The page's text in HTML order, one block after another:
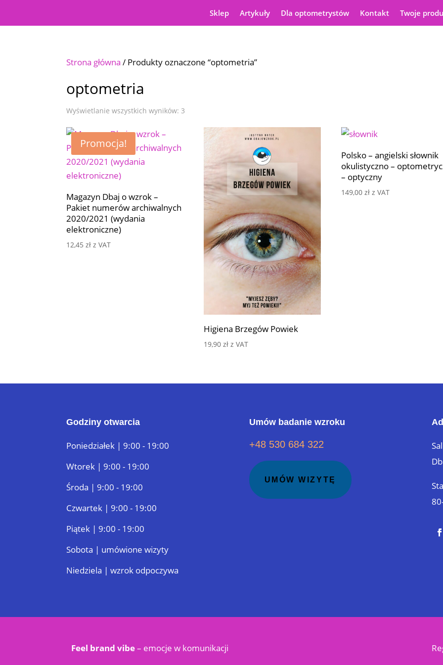
Sklep Artykuły Dla optometrystów Kontakt Twoje
Strona główna / Produkty oznaczone “optometria”
optometria
Wyświetlanie wszystkich wyników: 3
według
najnowszych
Promocja!
Magazyn Dbaj o wzrok –
Pakiet numerów archiwalnych
2020/2021 (wydania
elektroniczne)
12,45zł z VAT
Higiena Brzegów Powiek
19,90zł z VAT
Polsko – angielski słownik
okulistyczno –
– optyczny
149,00zł z VAT
Godziny otwarcia
Poniedziałek | 9:00 - 19:00
Wtorek | 9:00 - 19:00
Środa | 9:00 - 19:00
Czwartek | 9:00 - 19:00
Piątek | 9:00 - 19:00
Sobota | umówione wizyty
Niedziela | wzrok odpoczywa
Umów badanie wzroku
+48 530 684 322
UMÓW WIZYTĘ
Feel brand vibe– emocje wkomunikacji